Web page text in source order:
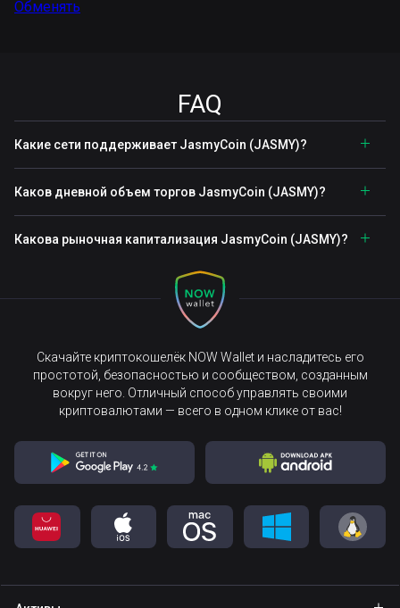
Обменять
FAQ
Какие сети поддерживает JasmyCoin (JASMY)?
Каков дневной объем торгов JasmyCoin (JASMY)?
Какова рыночная капитализация JasmyCoin (JASMY)?
Скачайте криптокошелёк NOW Wallet и насладитесь его
простотой, безопасностью и сообществом, созданным
вокруг него. Отличный способ управлять своими
криптовалютами — всего в одном клике от вас!